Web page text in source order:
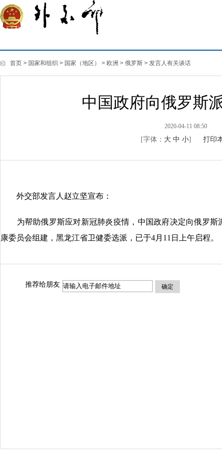
首页 > 国家和组织 > 国家（地区） > 欧洲 > 俄罗斯 > 发言人有关谈话
中国政府向俄罗斯
2020-04-11 08:50
[字体： 大 中 小] 打印
外交部发言人赵立坚宣布：
为帮助俄罗斯应对新冠肺炎疫情，中国政府决定向俄罗斯
康委员会组建，黑龙江省卫健委选派，已于4月11日上午启程。
推荐给朋友 确定